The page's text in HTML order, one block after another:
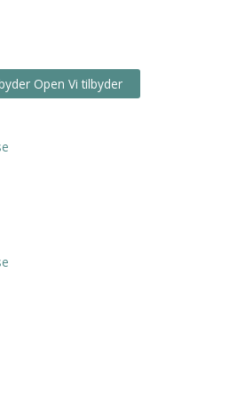
Open Vi tilbyder